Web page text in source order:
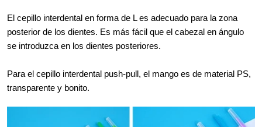
El cepillo interdental en forma de L es adecuado para la zona
posterior de los dientes. Es más fácil que el cabezal en ángulo
se introduzca en los dientes posteriores.
Para el cepillo interdental push-pull, el mango es de material PS,
transparente y bonito.